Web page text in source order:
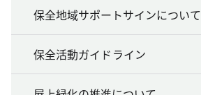
保全地域サポートサインについて
保全活動ガイドライン